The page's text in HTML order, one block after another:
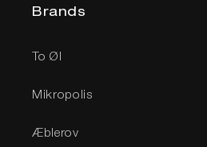
Brands
To Øl
Mikropolis
Æblerov